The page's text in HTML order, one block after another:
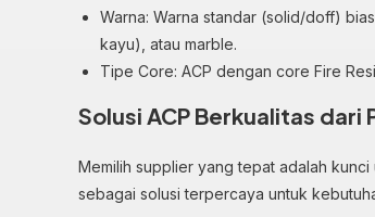
Warna: Warna standar (solid/doff)
kayu), atau marble.
Tipe Core: ACP dengan core Fire
Solusi ACP Berkualitas dari
Memilih supplier yang tepat adalah
sebagai solusi terpercaya untuk